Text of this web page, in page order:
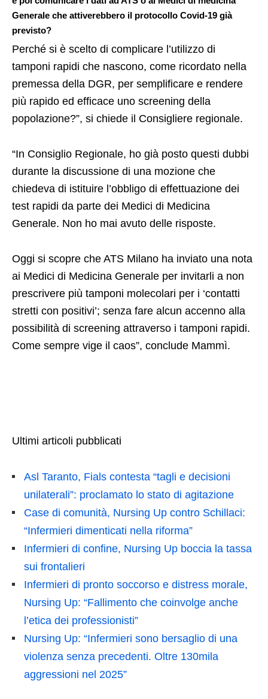
Generale che attiverebbero il protocollo Covid-19 già
previsto?
Perché si è scelto di complicare l’utilizzo di
tamponi rapidi che nascono, come ricordato nella
premessa della DGR, per semplificare e rendere
più rapido ed efficace uno screening della
popolazione?”, si chiede il Consigliere regionale.
“In Consiglio Regionale, ho già posto questi dubbi
durante la discussione di una mozione che
chiedeva di istituire l’obbligo di effettuazione dei
test rapidi da parte dei Medici di Medicina
Generale. Non ho mai avuto delle risposte.
Oggi si scopre che ATS Milano ha inviato una nota
ai Medici di Medicina Generale per invitarli a non
prescrivere più tamponi molecolari per i ‘contatti
stretti con positivi’; senza fare alcun accenno alla
possibilità di screening attraverso i tamponi rapidi.
Come sempre vige il caos”, conclude Mammì.
Ultimi articoli pubblicati
Asl Taranto, Fials contesta “tagli e decisioni
unilaterali”: proclamato lo stato di agitazione
Case di comunità, Nursing Up contro Schillaci:
“Infermieri dimenticati nella riforma”
Infermieri di confine, Nursing Up boccia la tassa
sui frontalieri
Infermieri di pronto soccorso e distress morale,
Nursing Up: “Fallimento che coinvolge anche
l’etica dei professionisti”
Nursing Up: “Infermieri sono bersaglio di una
violenza senza precedenti. Oltre 130mila
aggressioni nel 2025”